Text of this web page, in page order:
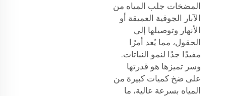
المضخات جلب المياه من
الآبار الجوفية العميقة أو
الأنهار وتوصيلها إلى
الحقول، مما يُعد أمرًا
مفيدًا جدًا لنمو النباتات.
وسر تميزها هو قدرتها
على ضخ كميات كبيرة من
المياه بسرعة عالية، ما